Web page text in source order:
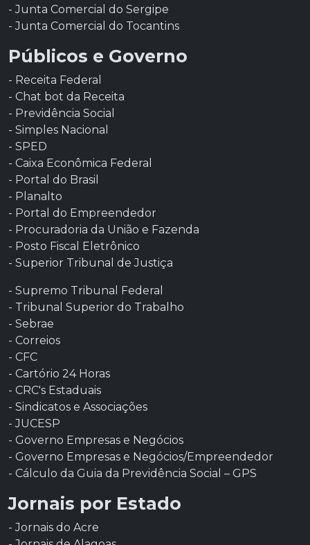
- Junta Comercial do Sergipe
- Junta Comercial do Tocantins
Públicos e Governo
- Receita Federal
- Chat bot da Receita
- Previdência Social
- Simples Nacional
- SPED
- Caixa Econômica Federal
- Portal do Brasil
- Planalto
- Portal do Empreendedor
- Procuradoria da União e Fazenda
- Posto Fiscal Eletrônico
- Superior Tribunal de Justiça
- Supremo Tribunal Federal
- Tribunal Superior do Trabalho
- Sebrae
- Correios
- CFC
- Cartório 24 Horas
- CRC's Estaduais
- Sindicatos e Associações
- JUCESP
- Governo Empresas e Negócios
- Governo Empresas e Negócios/Empreendedor
- Cálculo da Guia da Previdência Social – GPS
Jornais por Estado
- Jornais do Acre